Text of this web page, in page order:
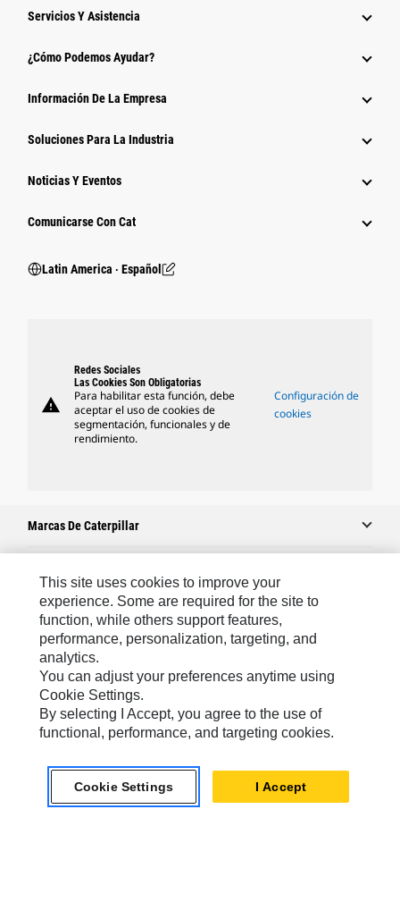
Servicios Y Asistencia
¿Cómo Podemos Ayudar?
Información De La Empresa
Soluciones Para La Industria
Noticias Y Eventos
Comunicarse Con Cat
Latin America ‧ Español
warning
Redes Sociales
Las Cookies Son Obligatorias
Para habilitar esta función, debe
aceptar el uso de cookies de
segmentación, funcionales y de
rendimiento.
Configuración de
cookies
Marcas De Caterpillar
Caterpillar.com
Comuníquese Con Caterpillar
Mis Preferencias De Marketing
Mapa Del Sitio
Cookie Settings
Avisos Legales
Privacidad
This site uses cookies to improve your
experience. Some are required for the site to
function, while others support features,
performance, personalization, targeting, and
analytics.
You can adjust your preferences anytime using
Cookie Settings.
By selecting I Accept, you agree to the use of
functional, performance, and targeting cookies.
Cookie Settings I Accept